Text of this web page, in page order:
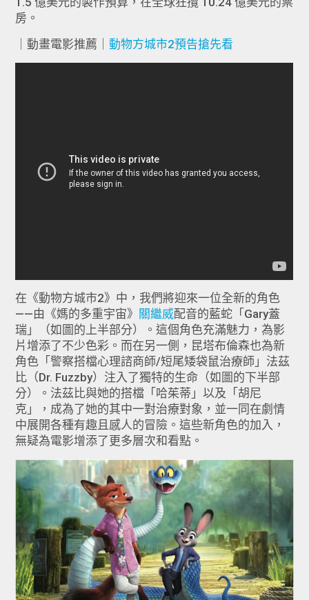
房。
｜動畫電影推薦｜動物方城市2預告搶先看
在《動物方城市2》中，我們將迎來一位全新的角色
——由《媽的多重宇宙》 關繼威配音的藍蛇「Gary蓋
瑞」（如圖的上半部分）。這個角色充滿魅力，為影
片增添了不少色彩。而在另一側，昆塔布倫森也為新
角色「警察搭檔心理諮商師/短尾矮袋鼠治療師」法茲
比（Dr. Fuzzby）注入了獨特的生命（如圖的下半部
分）。法茲比與她的搭檔「哈茱蒂」以及「胡尼
克」，成為了她的其中一對治療對象，並一同在劇情
中展開各種有趣且感人的冒險。這些新角色的加入，
無疑為電影增添了更多層次和看點。